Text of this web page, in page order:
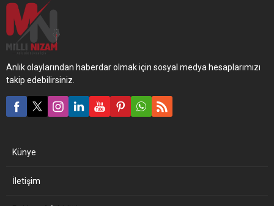
Anlık olaylarından haberdar olmak için sosyal medya hesaplarımızı
takip edebilirsiniz.
Künye
İletişim